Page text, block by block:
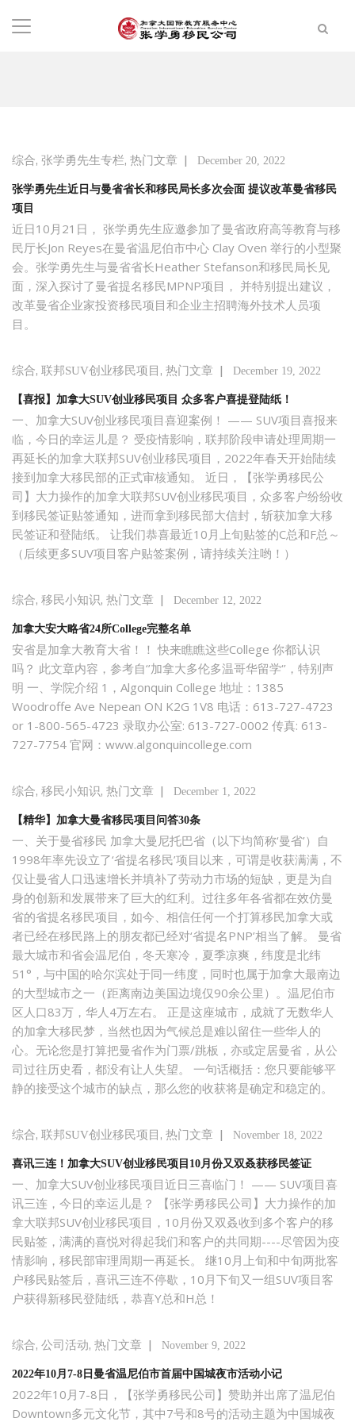
综合, 张学勇先生专栏, 热门文章 | December 20, 2022
张学勇先生近日与曼省省长和移民局长多次会面 提议改革曼省移民
项目
近日10月21日， 张学勇先生应邀参加了曼省政府高等教育与移
民厅长Jon Reyes在曼省温尼伯市中心 Clay Oven 举行的小型聚
会。张学勇先生与曼省省长Heather Stefanson和移民局长见
面，深入探讨了曼省提名移民MPNP项目， 并特别提出建议，
改革曼省企业家投资移民项目和企业主招聘海外技术人员项
目。
综合, 联邦SUV创业移民项目 , 热门文章 | December 19, 2022
【喜报】加拿大SUV创业移民项目 众多客户喜提登陆纸！
一、加拿大SUV创业移民项目喜迎案例！ —— SUV项目喜报来
临，今日的幸运儿是？ 受疫情影响，联邦阶段申请处理周期一
再延长的加拿大联邦SUV创业移民项目，2022年春天开始陆续
接到加拿大移民部的正式审核通知。 近日，【张学勇移民公
司】大力操作的加拿大联邦SUV创业移民项目，众多客户纷纷收
到移民签证贴签通知，进而拿到移民部大信封，斩获加拿大移
民签证和登陆纸。 让我们恭喜最近10月上旬贴签的C总和F总～
（后续更多SUV项目客户贴签案例，请持续关注哟！）
综合, 移民小知识, 热门文章 | December 12, 2022
加拿大安大略省24所College完整名单
安省是加拿大教育大省！！ 快来瞧瞧这些College 你都认识
吗？ 此文章内容，参考自‘’加拿大多伦多温哥华留学‘’，特别声
明 一、学院介绍 1，Algonquin College 地址：1385
Woodroffe Ave Nepean ON K2G 1V8 电话：613-727-4723
or 1-800-565-4723 录取办公室: 613-727-0002 传真: 613-
727-7754 官网：www.algonquincollege.com
综合, 移民小知识, 热门文章 | December 1, 2022
【精华】加拿大曼省移民项目问答30条
一、关于曼省移民 加拿大曼尼托巴省（以下均简称‘曼省’）自
1998年率先设立了‘省提名移民’项目以来，可谓是收获满满，不
仅让曼省人口迅速增长并填补了劳动力市场的短缺，更是为自
身的创新和发展带来了巨大的红利。过往多年各省都在效仿曼
省的省提名移民项目，如今、相信任何一个打算移民加拿大或
者已经在移民路上的朋友都已经对‘省提名PNP’相当了解。 曼省
最大城市和省会温尼伯，冬天寒冷，夏季凉爽，纬度是北纬
51°，与中国的哈尔滨处于同一纬度，同时也属于加拿大最南边
的大型城市之一（距离南边美国边境仅90余公里）。温尼伯市
区人口83万，华人4万左右。 正是这座城市，成就了无数华人
的加拿大移民梦，当然也因为气候总是难以留住一些华人的
心。无论您是打算把曼省作为门票/跳板，亦或定居曼省，从公
司过往历史看，都没有让人失望。 一句话概括：您只要能够平
静的接受这个城市的缺点，那么您的收获将是确定和稳定的。
综合, 联邦SUV创业移民项目 , 热门文章 | November 18, 2022
喜讯三连！加拿大SUV创业移民项目10月份又双叒获移民签证
一、加拿大SUV创业移民项目近日三喜临门！ —— SUV项目喜
讯三连，今日的幸运儿是？ 【张学勇移民公司】大力操作的加
拿大联邦SUV创业移民项目，10月份又双叒收到多个客户的移
民贴签，满满的喜悦对得起我们和客户的共同期----尽管因为疫
情影响，移民部审理周期一再延长。 继10月上旬和中旬两批客
户移民贴签后，喜讯三连不停歇，10月下旬又一组SUV项目客
户获得新移民登陆纸，恭喜Y总和H总！
综合, 公司活动, 热门文章 | November 9, 2022
2022年10月7-8日曼省温尼伯市首届中国城夜市活动小记
2022年10月7-8日，【张学勇移民公司】赞助并出席了温尼伯
Downtown多元文化节，其中7号和8号的活动主题为中国城夜